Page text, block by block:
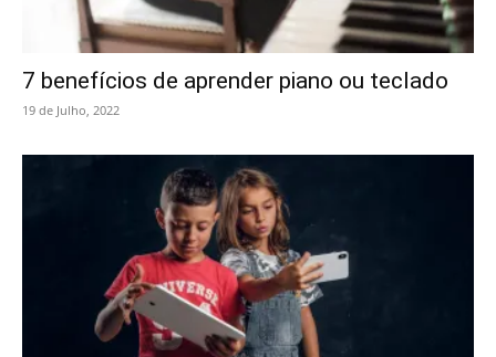
7 benefícios de aprender piano ou teclado
19 de Julho, 2022